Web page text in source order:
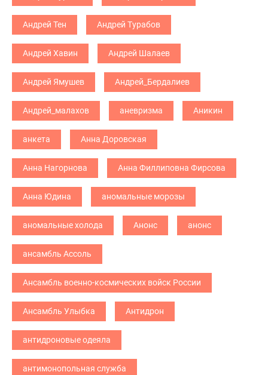
Андрей Тен Андрей Турабов
Андрей Хавин Андрей Шалаев
Андрей Ямушев Андрей_Бердалиев
Андрей_малахов аневризма Аникин
анкета Анна Доровская
Анна Нагорнова Анна Филлиповна Фирсова
Анна Юдина аномальные морозы
аномальные холода Анонс анонс
ансамбль Ассоль
Ансамбль военно-космических войск России
Ансамбль Улыбка Антидрон
антидроновые одеяла
антимонопольная служба